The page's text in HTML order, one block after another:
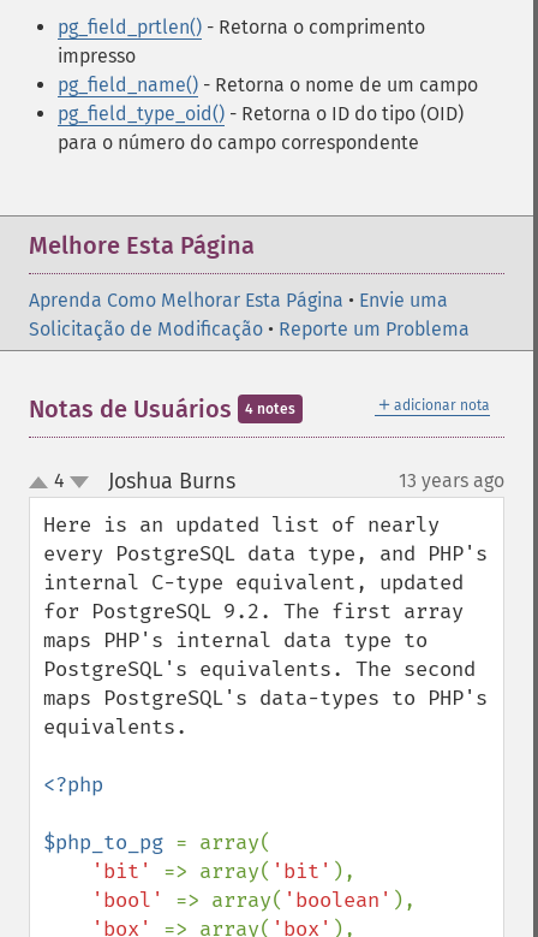
pg_field_prtlen() - Retorna o comprimento
impresso
pg_field_name() - Retorna o nome de um campo
pg_field_type_oid() - Retorna o ID do tipo (OID)
para o número do campo correspondente
Melhore Esta Página
Aprenda Como Melhorar Esta Página • Envie uma
Solicitação de Modificação • Reporte um Problema
＋ adicionar nota
Notas de Usuários 4 notes
up
down
4 Joshua Burns¶ 13 years ago
Here is an updated list of nearly
every PostgreSQL data type, and PHP's
internal C-type equivalent, updated
for PostgreSQL 9.2. The first array
maps PHP's internal data type to
PostgreSQL's equivalents. The second
maps PostgreSQL's data-types to PHP's
equivalents.
<?php
$php_to_pg = array(
'bit' => array( 'bit' ),
'bool' => array( 'boolean' ),
'box' => array( 'box' ),